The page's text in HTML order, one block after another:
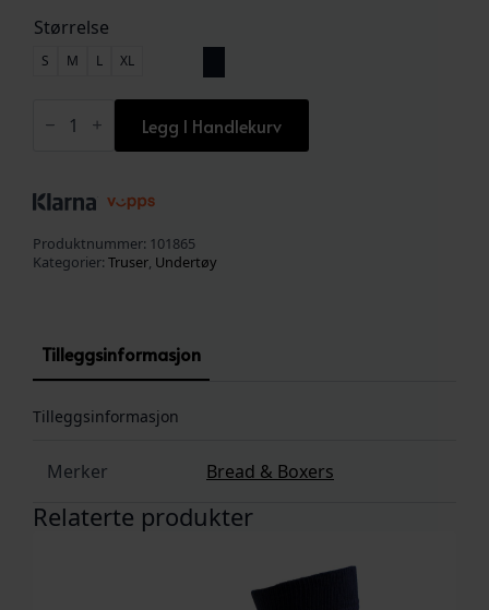
Størrelse
S M L XL
3- Legg I Handlekurv
Produktnummer: 101865
Kategorier: Truser, Undertøy
Tilleggsinformasjon
Tilleggsinformasjon
Merker Bread & Boxers
Relaterte produkter